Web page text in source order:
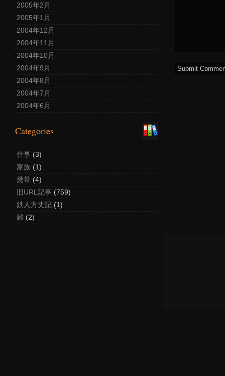
2005年2月
2005年1月
2004年12月
2004年11月
2004年10月
2004年9月
2004年8月
2004年7月
2004年6月
Categories
仕事 (3)
家族 (1)
携帯 (4)
旧URL記事 (759)
鉄人方丈記 (1)
雑 (2)